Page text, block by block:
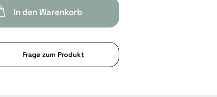
In den Warenkorb
Frage zum Produkt